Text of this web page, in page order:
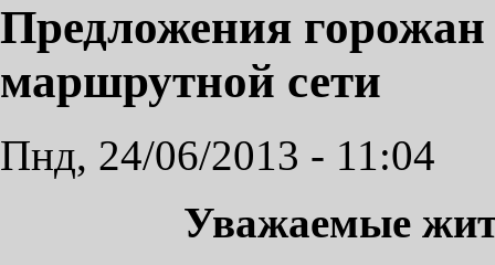
Предложения
маршрутной сети
Пнд, 24/06/2013 - 11:04
Уважаемые